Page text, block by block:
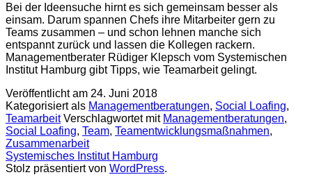
Bei der Ideensuche hirnt es sich gemeinsam besser als
einsam. Darum spannen Chefs ihre Mitarbeiter gern zu
Teams zusammen – und schon lehnen manche sich
entspannt zurück und lassen die Kollegen rackern.
Managementberater Rüdiger Klepsch vom Systemischen
Institut Hamburg gibt Tipps, wie Teamarbeit gelingt.
Veröffentlicht am 24. Juni 2018
Kategorisiert als Managementberatungen, Social Loafing,
Teamarbeit Verschlagwortet mit Managementberatungen,
Social Loafing, Team, Teamentwicklungsmaßnahmen,
Zusammenarbeit
Systemisches Institut Hamburg
Stolz präsentiert von WordPress.